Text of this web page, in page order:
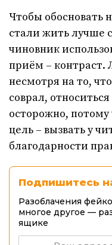
Чтобы обосновать
стали жить лучше
чиновник
приём – контраст.
несмотря на то,
соврал,
осторожно, потому
цель – вызвать у
благодарности
Подпишитесь
Разоблачения
многое другое —
ящике